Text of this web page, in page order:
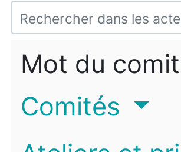
Mot du
Comités